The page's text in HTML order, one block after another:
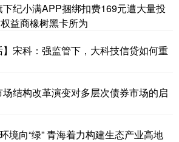
纪小满APP捆绑扣费169元遭大量投
益商橡树黑卡所为
宋科：强监管下，大科技信贷如何重
结构改革演变对多层次债券市场的启
境向“绿” 青海着力构建生态产业高地